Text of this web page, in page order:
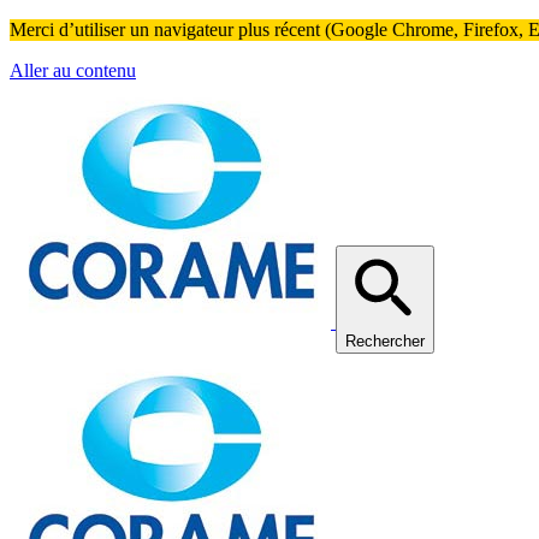
Merci d’utiliser un navigateur plus récent (Google Chrome, Firefox,
Aller au contenu
Rechercher